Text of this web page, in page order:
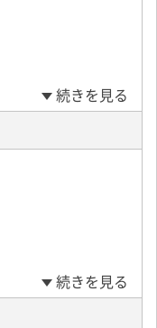
続きを見る
続きを見る